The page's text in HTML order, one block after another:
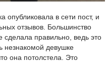
опубликовала в сети пост, и
отзывов. Большинство
сделала правильно, ведь это
незнакомой девушке
она потолстела. Это